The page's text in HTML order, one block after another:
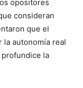
opositores
consideran
que el
la autonomía real
la